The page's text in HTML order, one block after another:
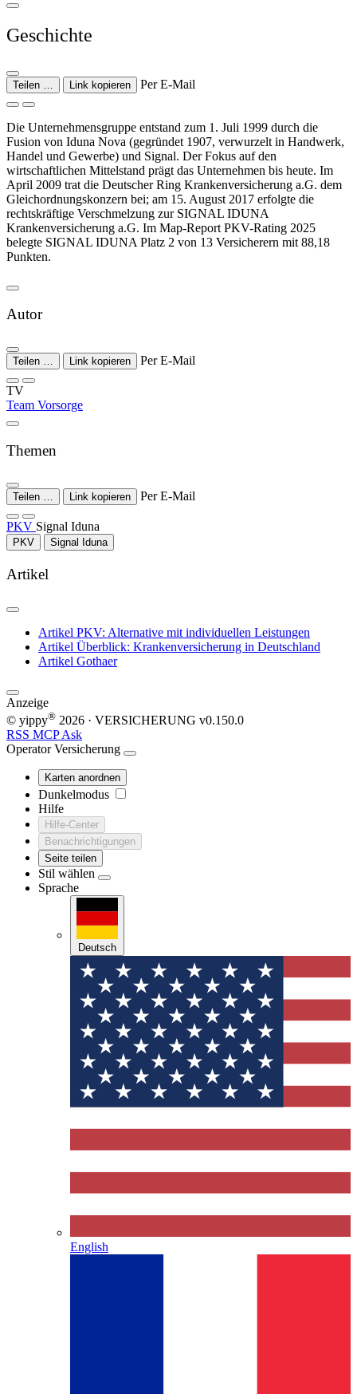
Geschichte
Teilen … Link kopieren Per E-Mail
Die Unternehmensgruppe entstand zum 1. Juli 1999 durch die
Fusion von Iduna Nova (gegründet 1907, verwurzelt in Handwerk,
Handel und Gewerbe) und Signal. Der Fokus auf den
wirtschaftlichen Mittelstand prägt das Unternehmen bis heute. Im
April 2009 trat die Deutscher Ring Krankenversicherung a.G. dem
Gleichordnungskonzern bei; am 15. August 2017 erfolgte die
rechtskräftige Verschmelzung zur SIGNAL IDUNA
Krankenversicherung a.G. Im Map-Report PKV-Rating 2025
belegte SIGNAL IDUNA Platz 2 von 13 Versicherern mit 88,18
Punkten.
Autor
Teilen … Link kopieren Per E-Mail
TV
Team Vorsorge
Themen
Teilen … Link kopieren Per E-Mail
PKV Signal Iduna
PKV Signal Iduna
Artikel
Artikel PKV: Alternative mit individuellen Leistungen
Artikel Überblick: Krankenversicherung in Deutschland
Artikel Gothaer
Anzeige
© yippy® 2026 · VERSICHERUNG v0.150.0
RSS MCPAsk
Operator Versicherung
Karten anordnen
Dunkelmodus
Hilfe
Hilfe-Center
Benachrichtigungen
Seite teilen
Stil wählen
Sprache
Deutsch
English